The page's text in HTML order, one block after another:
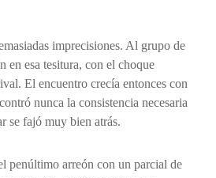
imprecisiones. Al grupo de
en esa tesitura, con el choque
El encuentro crecía entonces con
nunca la consistencia necesaria
se fajó muy bien atrás.
penúltimo arreón con un parcial de